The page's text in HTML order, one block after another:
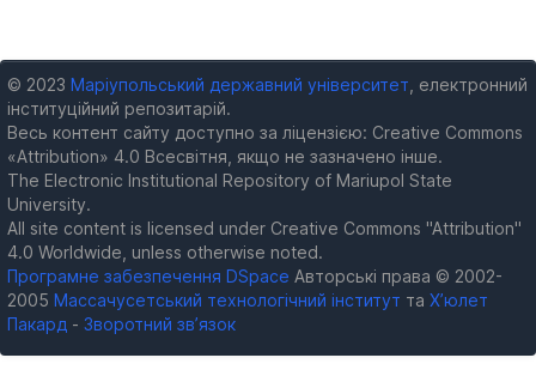
© 2023 Маріупольський державний університет , електронний
інституційний репозитарій.
Весь контент сайту доступно за ліцензією: Creative Commons
«Attribution» 4.0 Всесвітня, якщо не зазначено інше.
The Electronic Institutional Repository of Mariupol State
University.
All site content is licensed under Creative Commons "Attribution"
4.0 Worldwide, unless otherwise noted.
Програмне забезпечення DSpace Авторські права © 2002-
2005 Массачусетський технологічний інститут та Х’юлет
Пакард - Зворотний зв’язок